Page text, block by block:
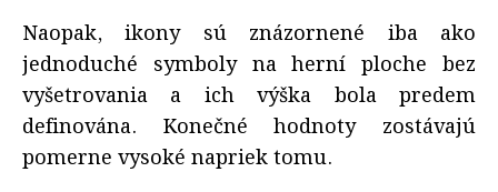
Naopak, ikony sú znázornené iba ako
jednoduché symboly na herní ploche bez
vyšetrovania a ich výška bola predem
definována. Konečné hodnoty zostávajú
pomerne vysoké napriek tomu.